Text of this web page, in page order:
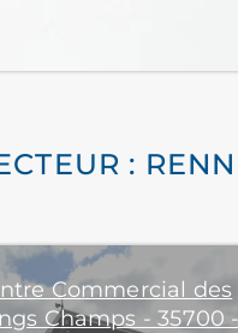
:
Commercial des
Champs - 35700 -